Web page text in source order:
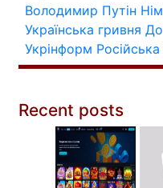
Володимир Путін
Українська гривня
Укрінформ
Recent posts